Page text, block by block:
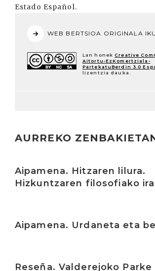
Estado Español.
WEB BERTSIOA ORIGINALA
Lan honek Creative
Aitortu-EzKomertziala-
PartekatuBerdin 3.0
lizentzia dauka.
AURREKO
Aipamena. Hitzaren lilura.
Hizkuntzaren filosofiako
Aipamena. Urdaneta eta
Reseña. Valderejoko Parke